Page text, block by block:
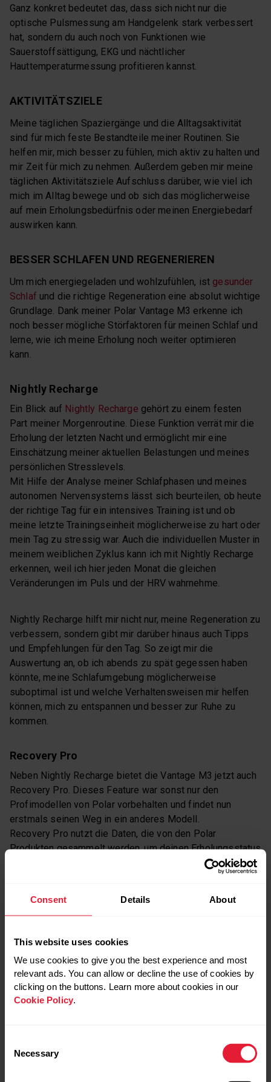
Consent Details About
This website uses cookies
We use cookies to give you the best experience and most
relevant ads. You can allow or decline the use of cookies by
clicking on the buttons. Learn more about cookies in our
Cookie Policy.
Selection
Necessary
Ganz konkret bedeutet das, dass sich nicht nur die
optische Pulsmessung am Handgelenk stark verbessert
hat, sondern du auch noch von Funktionen wie
Sauerstoffsättigung, EKG und nächtlicher
Hauttemperaturmessung profitieren kannst.
AKTIVITÄTSZIELE
Meine täglichen Spaziergänge und die Alltagsaktivität
sind für mich feste Bestandteile meiner Routinen. Sie
helfen mir, mich besser zu fühlen, mich aktiv zu halten und
mir Zeit für mich zu nehmen. Außerdem geben mir meine
täglichen Aktivitätsziele Aufschluss darüber, wie viel ich
mich im Alltag bewege und ob sich das möglicherweise
auf mein Erholungsbedürfnis oder meinen Energiebedarf
auswirken kann.
BESSER SCHLAFEN UND REGENERIEREN
Um mich energiegeladen und wohlzufühlen, ist gesunder
Schlaf und die richtige Regeneration eine absolut wichtige
Grundlage. Dank meiner Polar Vantage M3 erkenne ich
noch besser mögliche Störfaktoren für meinen Schlaf und
lerne, wie ich meine Erholung noch weiter optimieren
kann.
Nightly Recharge
Ein Blick auf Nightly Recharge gehört zu einem festen
Part meiner Morgenroutine. Diese Funktion verrät mir die
Erholung der letzten Nacht und ermöglicht mir eine
Einschätzung meiner aktuellen Belastungen und meines
persönlichen Stresslevels.
Mit Hilfe der Analyse meiner Schlafphasen und meines
autonomen Nervensystems lässt sich beurteilen, ob heute
der richtige Tag für ein intensives Training ist und ob
meine letzte Trainingseinheit möglicherweise zu hart oder
mein Tag zu stressig war. Auch die individuellen Muster in
meinem weiblichen Zyklus kann ich mit Nightly Recharge
erkennen, weil ich hier jeden Monat die gleichen
Veränderungen im Puls und der HRV wahrnehme.
Nightly Recharge hilft mir nicht nur, meine Regeneration zu
verbessern, sondern gibt mir darüber hinaus auch Tipps
und Empfehlungen für den Tag. So zeigt mir die
Auswertung an, ob ich abends zu spät gegessen haben
könnte, meine Schlafumgebung möglicherweise
suboptimal ist und welche Verhaltensweisen mir helfen
können, mich zu entspannen und besser zur Ruhe zu
kommen.
Recovery Pro
Neben Nightly Recharge bietet die Vantage M3 jetzt auch
Recovery Pro. Dieses Feature war sonst nur den
Profimodellen von Polar vorbehalten und findet nun
erstmals seinen Weg in ein anderes Modell.
Recovery Pro nutzt die Daten, die von den Polar
Produkten gesammelt werden, um deinen Erholungsstatus
zu bewerten. Die Daten umfassen die Trainingsbelastung,
die Ergebnisse des orthostatischen Tests sowie die
Aus Bequemlichkeit nutze ich nach wie
vor Nightly Recharge, doch ich habe mir
fest vorgenommen, auf Recovery Pro
umzusteigen, um noch bessere
Empfehlungen zu erhalten.
Hauttemperatur